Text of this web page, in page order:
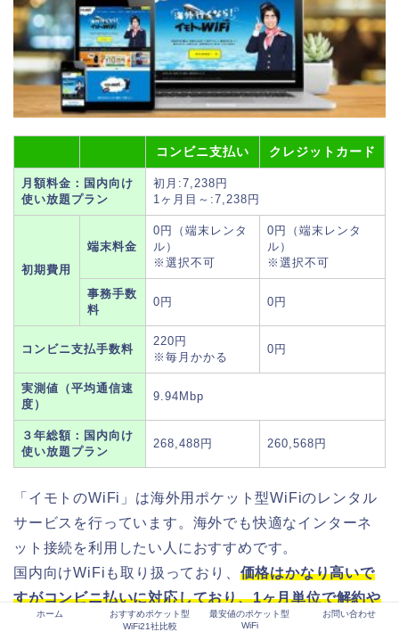
コンビニ支払い クレジットカード
月額料金：国内向け
使い放題プラン
初月:7,238円
1ヶ月目～:7,238円
初期費用
端末料金
0円（端末レンタ
ル）
※選択不可
0円（端末レンタ
ル）
※選択不可
事務手数
料
0円 0円
コンビニ支払手数料
220円
※毎月かかる
0円
実測値（平均通信速
度）
9.94Mbp
３年総額：国内向け
使い放題プラン
268,488円 260,568円
「イモトのWiFi」は海外用ポケット型WiFiのレンタル
サービスを行っています。海外でも快適なインターネ
ット接続を利用したい人におすすめです。
国内向けWiFiも取り扱っており、 価格はかなり高いで
すがコンビニ払いに対応しており、1ヶ月単位で解約や
更新ができるので、フレキシブルに契約をすることが
ホーム
おすすめポケット型
WiFi21社比較
最安値のポケット型
WiFi
お問い合わせ